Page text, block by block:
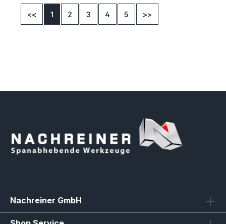
<< 1 2 3 4 5 >>
Nachreiner GmbH